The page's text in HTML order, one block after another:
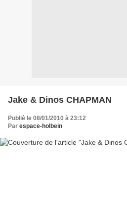
Jake & Dinos CHAPMAN
Publié le 08/01/2010 à 23:12
Par espace-holbein